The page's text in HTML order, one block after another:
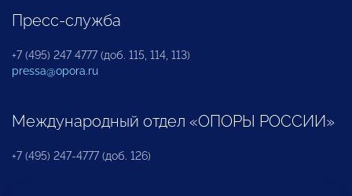
Пресс-служба
+7 (495) 247 4777 (доб. 115, 114, 113)
pressa@opora.ru
Международный отдел «ОПОРЫ РОССИИ»
+7 (495) 247-4777 (доб. 126)